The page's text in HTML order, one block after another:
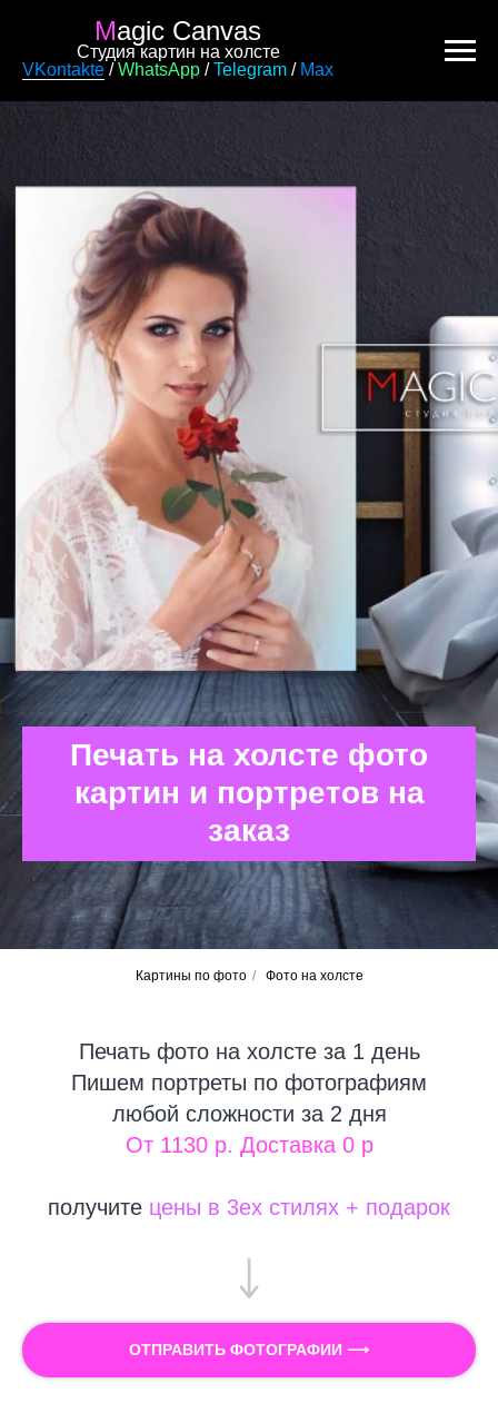
Magic Canvas
Студия картин на холсте
VKontakte /WhatsApp / Telegram / Max
Печать на холсте фото
картин и портретов на
заказ
Картины по фото / Фото на холсте
Печать фото на холсте за 1 день
Пишем портреты по фотографиям
любой сложности за 2 дня
От 1130 р. Доставка 0 р
получите цены в 3ех стилях + подарок
ОТПРАВИТЬ ФОТОГРАФИИ ⟶